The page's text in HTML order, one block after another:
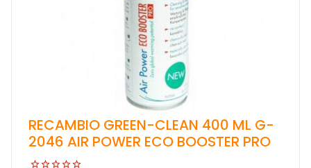
RECAMBIO GREEN-CLEAN 400 ML G-
2046 AIR POWER ECO BOOSTER PRO